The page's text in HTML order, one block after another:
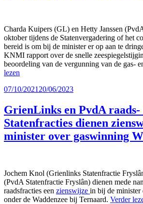
Charda Kuipers (GL) en Hetty Janssen
oktober tijdens de Statenvergadering of het
bereid is om bij de minister er op aan te
KNMI rapport over de snelle
beoordeling van de vergunning van de gas-
lezen
Geplaatst
07/10/2021 20/06/2023
GrienLinks en PvdA raads-
Statenfracties dienen
minister over gaswinning
Jochem Knol (Grienlinks Statenfractie
(PvdA Statenfractie Fryslân) dienen mede
raadsfracties een zienswijze in bij de minister
onder de Waddenzee bij Ternaard. Verder